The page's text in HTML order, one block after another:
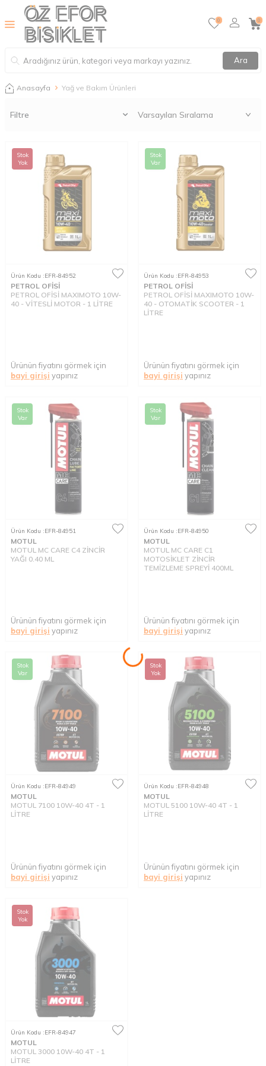
Ara
0 0
Anasayfa Yağ ve Bakım Ürünleri
Filtre
Stok
Yok
Ürün Kodu :EFR-84952
PETROL OFİSİ
PETROL OFİSİ MAXIMOTO 10W-
40 - VİTESLİ MOTOR - 1 LİTRE
Ürünün fiyatını görmek için
bayi girişi yapınız
Stok
Var
Ürün Kodu :EFR-84953
PETROL OFİSİ
PETROL OFİSİ MAXIMOTO 10W-
40 - OTOMATİK SCOOTER - 1
LİTRE
Ürünün fiyatını görmek için
bayi girişi yapınız
Stok
Var
Ürün Kodu :EFR-84951
MOTUL
MOTUL MC CARE C4 ZİNCİR
YAĞI 0.40 ML
Ürünün fiyatını görmek için
bayi girişi yapınız
Stok
Var
Ürün Kodu :EFR-84950
MOTUL
MOTUL MC CARE C1
MOTOSİKLET ZİNCİR
TEMİZLEME SPREYİ 400ML
Ürünün fiyatını görmek için
bayi girişi yapınız
Stok
Var
Ürün Kodu :EFR-84949
MOTUL
MOTUL 7100 10W-40 4T - 1
LİTRE
Ürünün fiyatını görmek için
bayi girişi yapınız
Stok
Yok
Ürün Kodu :EFR-84948
MOTUL
MOTUL 5100 10W-40 4T - 1
LİTRE
Ürünün fiyatını görmek için
bayi girişi yapınız
Stok
Yok
Ürün Kodu :EFR-84947
MOTUL
MOTUL 3000 10W-40 4T - 1
LİTRE